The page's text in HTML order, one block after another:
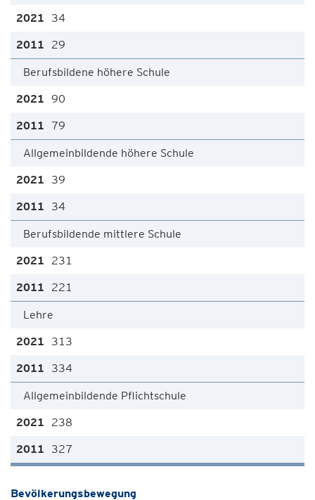
34
29
Berufsbildene höhere Schule
90
79
Allgemeinbildende höhere Schule
39
34
Berufsbildende mittlere Schule
231
221
Lehre
313
334
Allgemeinbildende Pflichtschule
238
327
Bevölkerungsbewegung